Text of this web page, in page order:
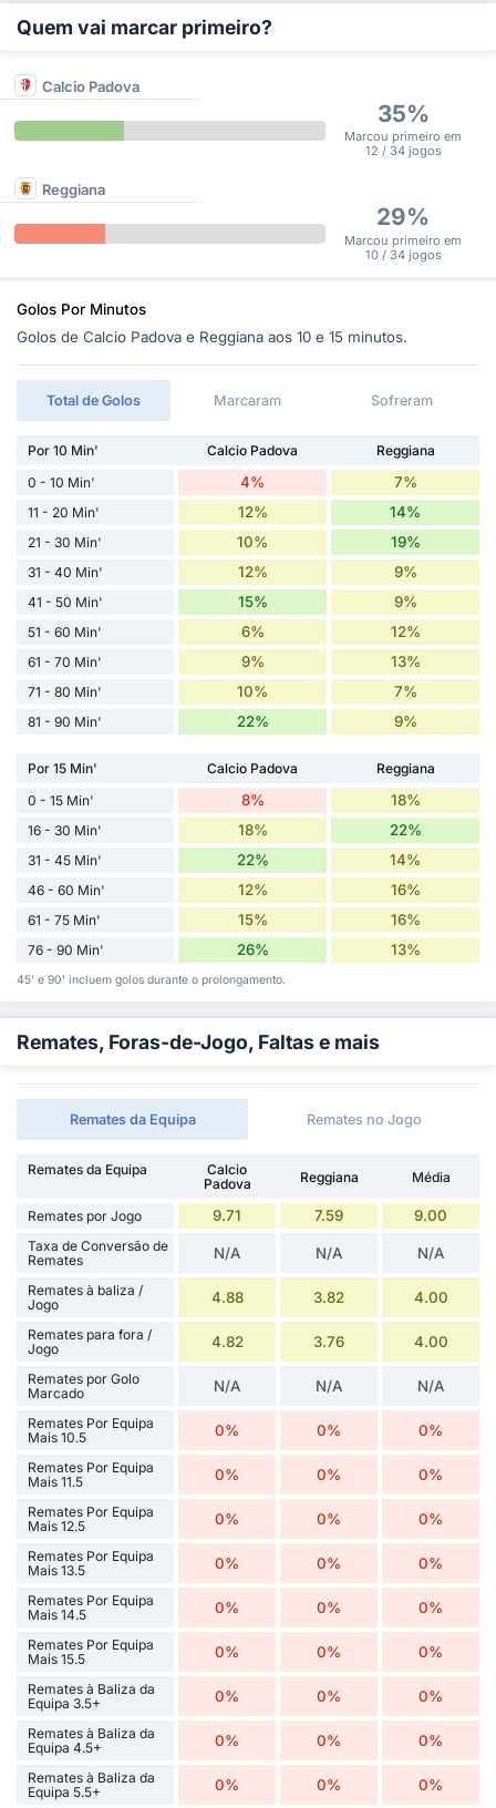
Quem vai marcar primeiro?
Calcio Padova
35%
Marcou primeiro em
12 / 34 jogos
Reggiana
29%
Marcou primeiro em
10 / 34 jogos
Golos Por Minutos
Golos de Calcio Padova e Reggiana aos 10 e 15 minutos.
Total de Golos Marcaram Sofreram
Por 10 Min' Calcio Padova
Reggiana
0 - 10 Min'
4% 7%
11 - 20 Min' 12% 14%
21 - 30 Min' 10% 19%
31 - 40 Min' 12% 9%
41 - 50 Min' 15% 9%
51 - 60 Min' 6% 12%
61 - 70 Min' 9% 13%
71 - 80 Min' 10% 7%
81 - 90 Min' 22% 9%
Por 15 Min' Calcio Padova
Reggiana
0 - 15 Min'
8% 18%
16 - 30 Min' 18% 22%
31 - 45 Min' 22% 14%
46 - 60 Min' 12% 16%
61 - 75 Min' 15% 16%
76 - 90 Min' 26% 13%
45' e 90' incluem golos durante o prolongamento.
Remates, Foras-de-Jogo, Faltas e mais
Remates da Equipa Remates no Jogo
Remates da Equipa
Calcio
Padova
Reggiana Média
Remates por Jogo 9.71 7.59 9.00
Taxa de Conversão de
Remates
N/A N/A N/A
Remates à baliza /
Jogo
4.88 3.82 4.00
Remates para fora /
Jogo
4.82 3.76 4.00
Remates por Golo
Marcado
N/A N/A N/A
Remates Por Equipa
Mais 10.5
0% 0% 0%
Remates Por Equipa
Mais 11.5
0% 0% 0%
Remates Por Equipa
Mais 12.5
0% 0% 0%
Remates Por Equipa
Mais 13.5
0% 0% 0%
Remates Por Equipa
Mais 14.5
0% 0% 0%
Remates Por Equipa
Mais 15.5
0% 0% 0%
Remates à Baliza da
Equipa 3.5+
0% 0% 0%
Remates à Baliza da
Equipa 4.5+
0% 0% 0%
Remates à Baliza da
Equipa 5.5+
0% 0% 0%